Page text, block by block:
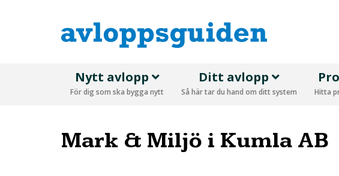
Nytt avlopp
För dig som ska bygga nytt
Ditt avlopp
Så här tar du hand om ditt system Hitta
Mark & Miljö i Kumla AB